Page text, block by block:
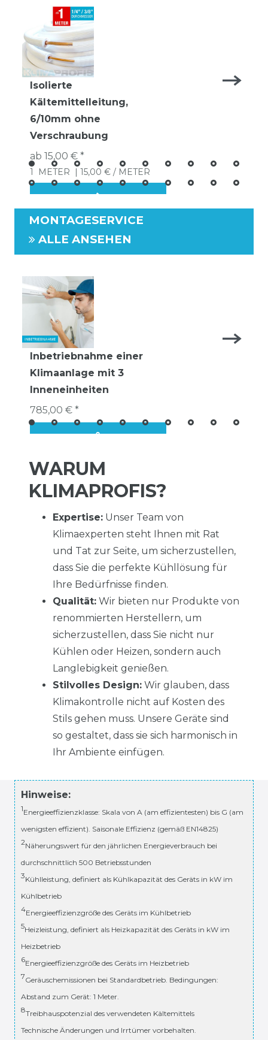
Isolierte
Kältemittelleitung,
6/10mm ohne
Verschraubung
ab 15,00 € *
1 METER | 15,00 € / METER
MONTAGESERVICE
ALLE ANSEHEN
Inbetriebnahme einer
Klimaanlage mit 3
Inneneinheiten
785,00 € *
WARUM
KLIMAPROFIS?
Expertise: Unser Team von
Klimaexperten steht Ihnen mit Rat
und Tat zur Seite, um sicherzustellen,
dass Sie die perfekte Kühllösung für
Ihre Bedürfnisse finden.
Qualität: Wir bieten nur Produkte von
renommierten Herstellern, um
sicherzustellen, dass Sie nicht nur
Kühlen oder Heizen, sondern auch
Langlebigkeit genießen.
Stilvolles Design: Wir glauben, dass
Klimakontrolle nicht auf Kosten des
Stils gehen muss. Unsere Geräte sind
so gestaltet, dass sie sich harmonisch in
Ihr Ambiente einfügen.
Hinweise:
1Energieeffizienzklasse: Skala von A (am effizientesten) bis G (am
wenigsten effizient). Saisonale Effizienz (gemäß EN14825)
2Näherungswert für den jährlichen Energieverbrauch bei
durchschnittlich 500 Betriebsstunden
3Kühlleistung, definiert als Kühlkapazität des Geräts in kW im
Kühlbetrieb
4Energieeffizienzgröße des Geräts im Kühlbetrieb
5Heizleistung, definiert als Heizkapazität des Geräts in kW im
Heizbetrieb
6Energieeffizienzgröße des Geräts im Heizbetrieb
7Geräuschemissionen bei Standardbetrieb. Bedingungen:
Abstand zum Gerät: 1 Meter.
8Treibhauspotenzial des verwendeten Kältemittels
Technische Änderungen und Irrtümer vorbehalten.